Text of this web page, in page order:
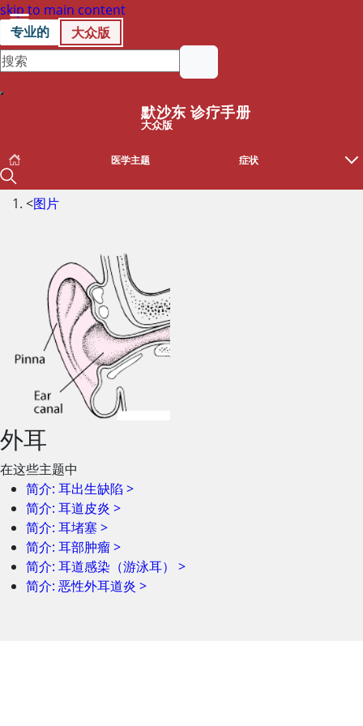
skip to main content
专业的
大众版
默沙东 诊疗手册
大众版
医学主题 症状
<图片
外耳
在这些主题中
简介: 耳出生缺陷 >
简介: 耳道皮炎 >
简介: 耳堵塞>
简介: 耳部肿瘤>
简介: 耳道感染（游泳耳）
>
简介: 恶性外耳道炎 >